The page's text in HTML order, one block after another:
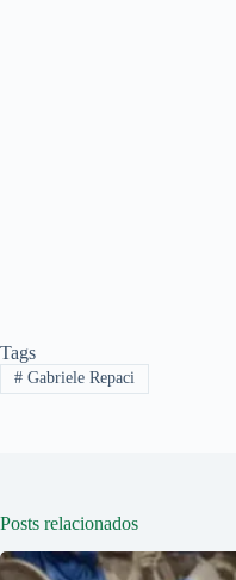
Tags
#Gabriele Repaci
Posts relacionados